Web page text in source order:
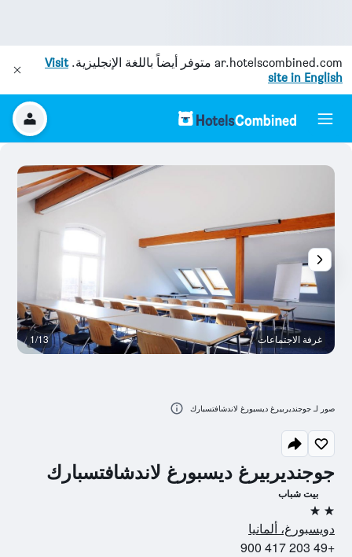
ar.hotelscombined.com متوفر أيضاً باللغة الإنجليزية.Visit
site in English
جوجنديربيرغ ديسبورغ لاندشافتسبارك
بيت شباب
2 نجمتين
دويسبورغ، ألمانيا
+49 203 417 900
غرفة الاجتماعات 1/13
صور لـ جوجنديربيرغ ديسبورغ لاندشافتسبارك